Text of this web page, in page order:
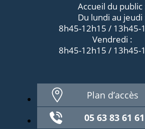
Accueil du public
Du lundi au jeudi
8h45-12h15 / 13h45-
Vendredi :
8h45-12h15 / 13h45-
Plan d’accès
05 63 83 61 61